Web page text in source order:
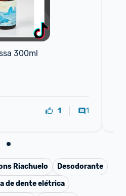
300ml
1 1
Riachuelo
Desodorante
de dente elétrica